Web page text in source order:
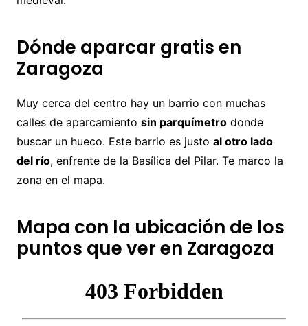
Dónde aparcar gratis en
Zaragoza
Muy cerca del centro hay un barrio con muchas
calles de aparcamiento sin parquímetrodonde
buscar un hueco. Este barrio es justo al otro lado
del río, enfrente de la Basílica del Pilar. Te marco la
zona en el mapa.
Mapa con la ubicación de los
puntos que ver en Zaragoza